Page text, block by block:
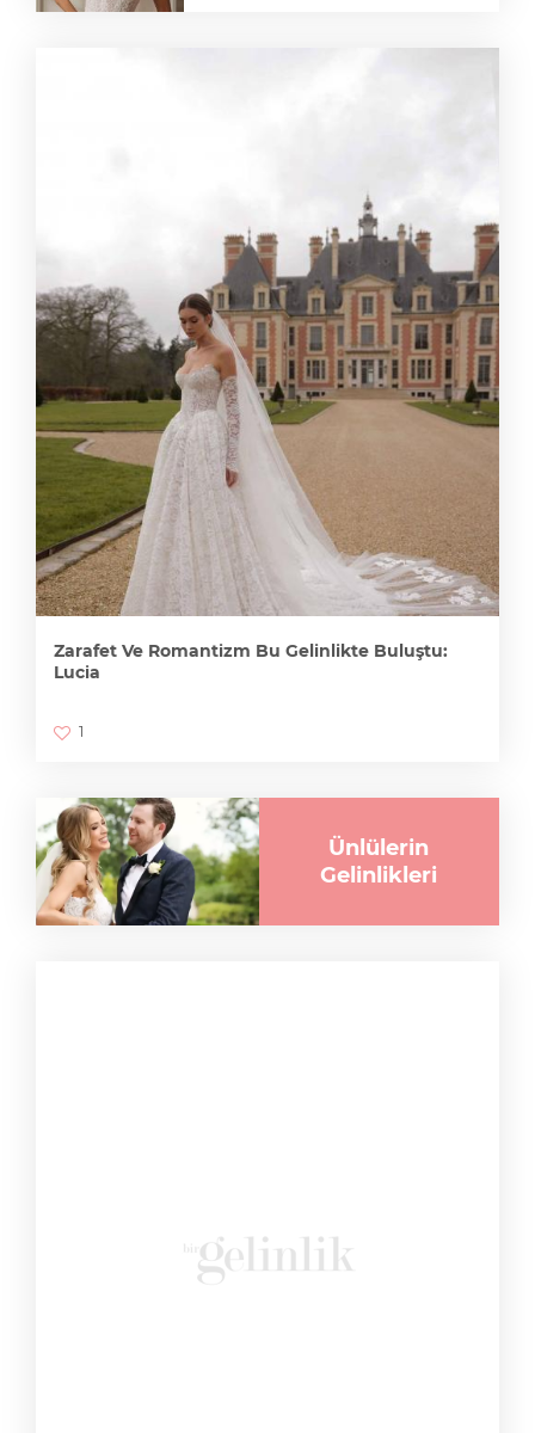
Zarafet Ve Romantizm Bu Gelinlikte Buluştu:
Lucia
1
Ünlülerin
Gelinlikleri